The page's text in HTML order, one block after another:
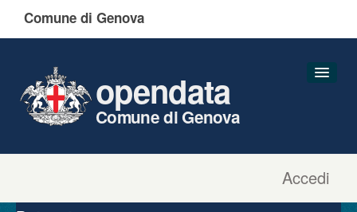
Comune di Genova
Accedi
opendata
Comune di Genova
Organizzazioni